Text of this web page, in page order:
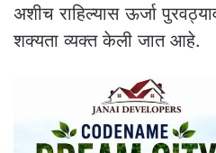
अशीच राहिल्यास ऊर्जा
शक्यता व्यक्त केली जात आहे.